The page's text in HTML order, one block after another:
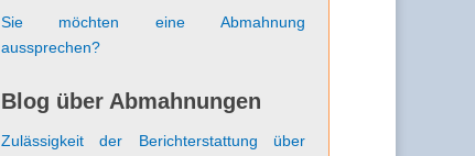
Sie möchten eine Abmahnung
aussprechen?
Blog über Abmahnungen
Zulässigkeit der Berichterstattung über